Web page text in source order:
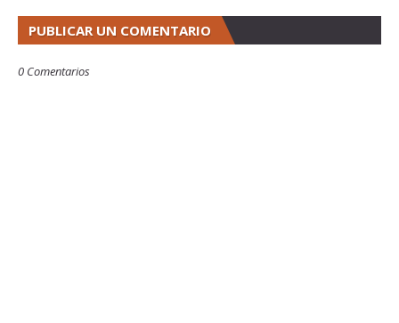
PUBLICAR UN COMENTARIO
0 Comentarios